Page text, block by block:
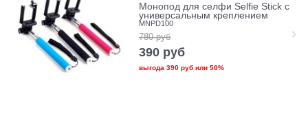
Монопод для селфи Selfie Stick с
универсальным креплением
MNPD100
780 руб
390 руб
выгода 390 рубили 50%